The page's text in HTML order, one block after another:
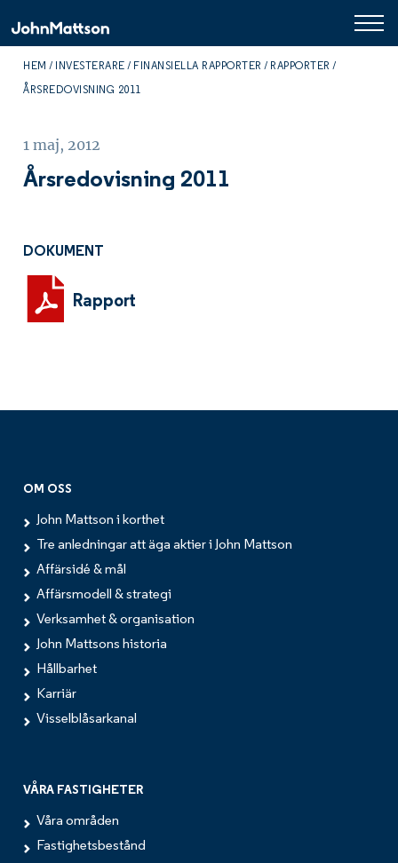
HEM INVESTERARE FINANSIELLA RAPPORTER RAPPORTER
ÅRSREDOVISNING 2011
1 maj, 2012
Årsredovisning 2011
DOKUMENT
Rapport
OM OSS
John Mattson i korthet
Tre anledningar att äga aktier i John Mattson
Affärsidé & mål
Affärsmodell & strategi
Verksamhet & organisation
John Mattsons historia
Hållbarhet
Karriär
Visselblåsarkanal
VÅRA FASTIGHETER
Våra områden
Fastighetsbestånd